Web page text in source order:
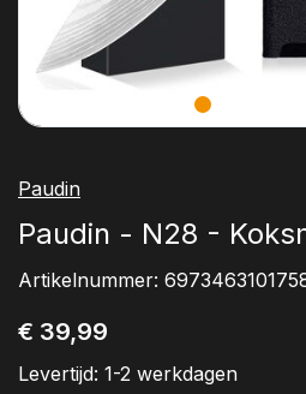
Paudin
Paudin - N28 -
Artikelnummer:
€ 39,99
Levertijd: 1-2 werkdagen